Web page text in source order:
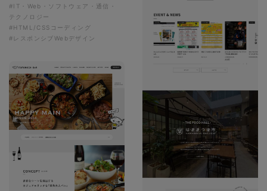
#IT・Web・ソフトウェア・通信・
テクノロジー
#HTML/CSSコーディング
#レスポンシブWebデザイン